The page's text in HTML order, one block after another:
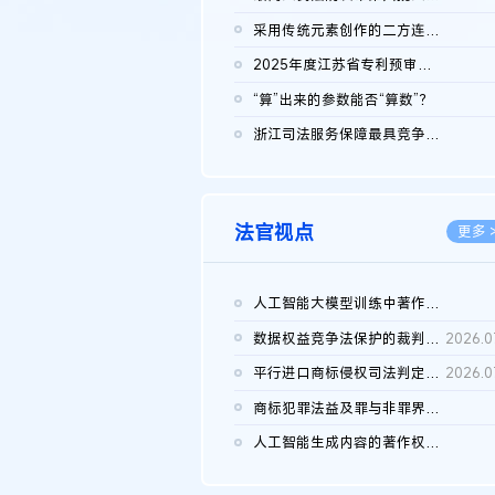
采用传统元素创作的二方连续装饰图案作品的独创性及侵权对比认定
2025年度江苏省专利预审典型案例
“算”出来的参数能否“算数”？
浙江司法服务保障最具竞争力营商环境建设典型案例（第二批）含侵...
法官视点 更多
人工智能大模型训练中著作权的合理使用
数据权益竞争法保护的裁判路径构建
平行进口商标侵权司法判定规则的困境与纾解
商标犯罪法益及罪与非罪界限研究
人工智能生成内容的著作权司法认定：演进逻辑、现实困境与规则建...